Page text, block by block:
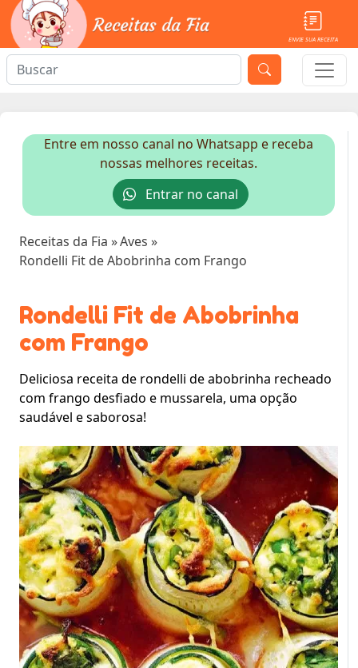
ENVIE SUA RECEITA
Entre em nosso canal no Whatsapp e receba
nossas melhores receitas.
Entrar no canal
Receitas da Fia »Aves »
Rondelli Fit de Abobrinha com Frango
Rondelli Fit de Abobrinha
com Frango
Deliciosa receita de rondelli de abobrinha recheado
com frango desfiado e mussarela, uma opção
saudável e saborosa!